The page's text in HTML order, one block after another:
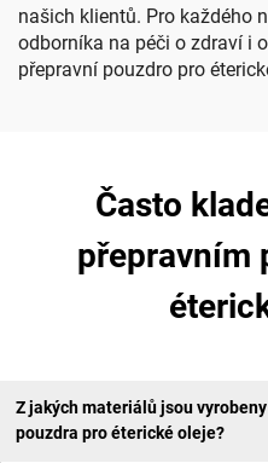
našich klientů. Pro každého
odborníka na péči o zdraví i
přepravní pouzdro pro
Často
přepravním
Z jakých materiálů jsou
pouzdra pro éterické oleje?